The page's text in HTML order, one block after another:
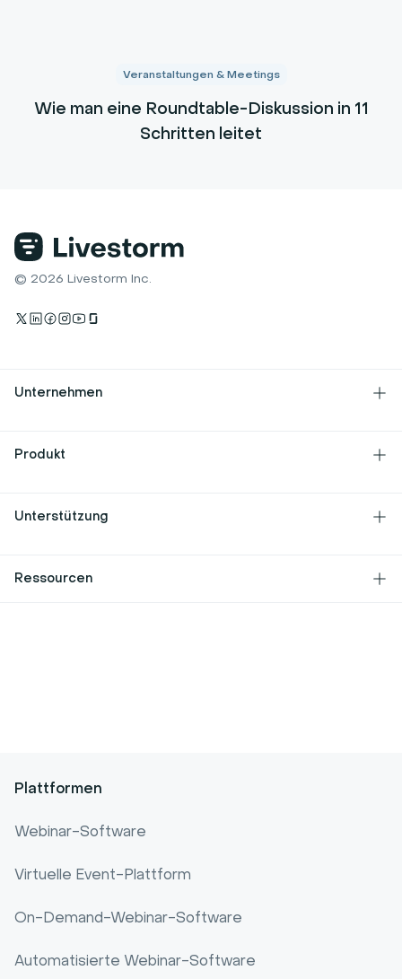
Veranstaltungen & Meetings
Wie man eine Roundtable-Diskussion in 11
Schritten leitet
© 2026 Livestorm Inc.
Unternehmen
Über uns
Kultur
Produkt
Funktionen
Entwickler
Unterstützung
Kontakt
Lageplan
Ressourcen
Plattformen
Webinar-Software
Virtuelle Event-Plattform
On-Demand-Webinar-Software
Automatisierte Webinar-Software